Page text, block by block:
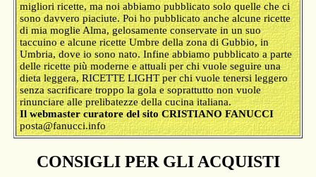
migliori ricette, ma noi abbiamo pubblicato solo quelle che ci
sono davvero piaciute. Poi ho pubblicato anche alcune ricette
di mia moglie Alma, gelosamente conservate in un suo
taccuino e alcune ricette Umbre della zona di Gubbio, in
Umbria, dove io sono nato. Infine abbiamo pubblicato a parte
delle ricette più moderne e attuali per chi vuole seguire una
dieta leggera, RICETTE LIGHT per chi vuole tenersi leggero
senza sacrificare troppo la gola e soprattutto non vuole
rinunciare alle prelibatezze della cucina italiana.
Il webmaster curatore del sito CRISTIANO FANUCCI
posta@fanucci.info
CONSIGLI PER GLI ACQUISTI